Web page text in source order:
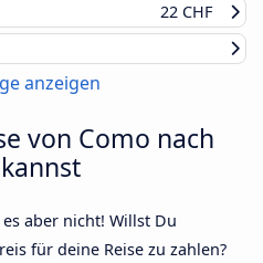
22 CHF
anzeigen
von Como nach
aber nicht! Willst Du
für deine Reise zu zahlen?